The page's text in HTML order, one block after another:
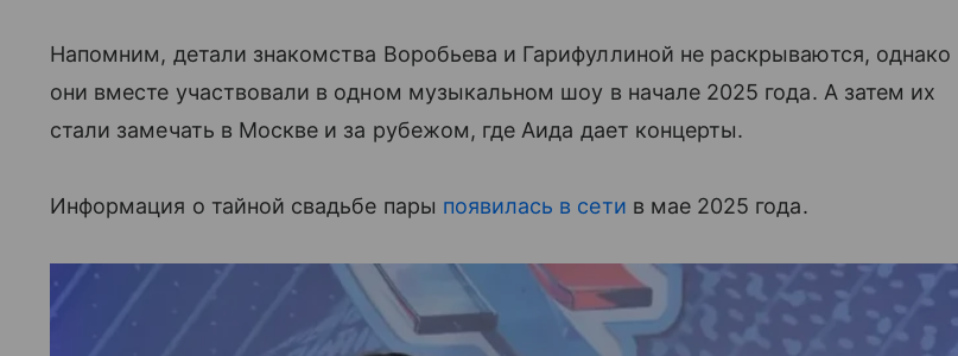
Напомним, детали знакомства Воробьева и Гарифуллиной не раскрываются, однако
они вместе участвовали в одном музыкальном шоу в начале 2025 года. А затем их
стали замечать в Москве и за рубежом, где Аида дает концерты.
Информация о тайной свадьбе пары появилась в сети в мае 2025 года.